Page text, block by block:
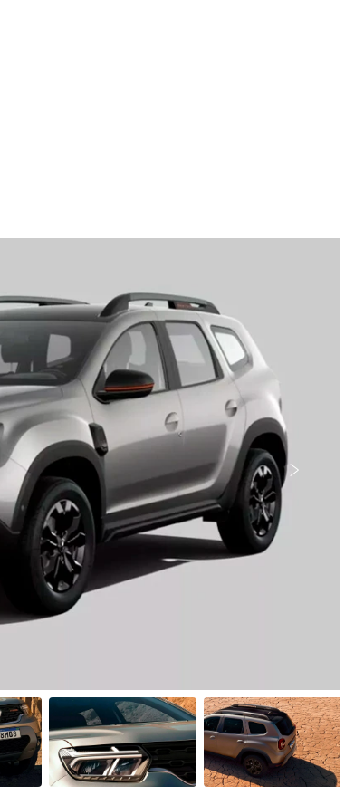
Próximo